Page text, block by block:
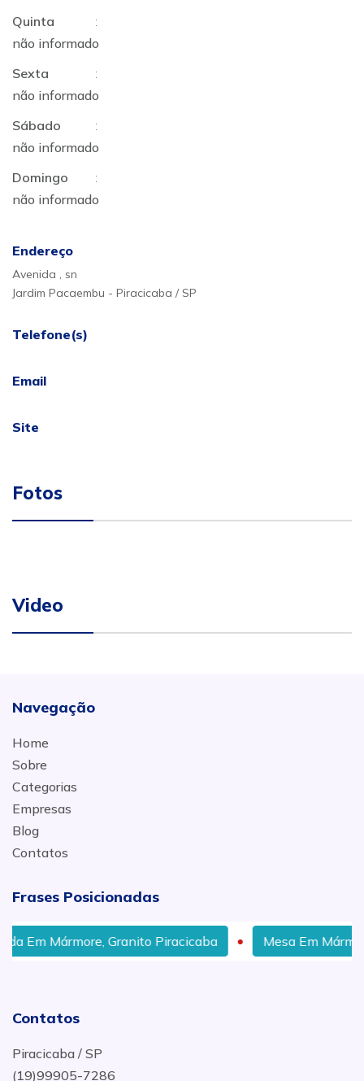
Quinta
:
não informado
Sexta
:
não informado
Sábado
:
não informado
Domingo
:
não informado
Endereço
Avenida , sn
Jardim Pacaembu - Piracicaba / SP
Telefone(s)
Email
Site
Fotos
Video
Navegação
Home
Sobre
Categorias
Empresas
Blog
Contatos
Frases Posicionadas
Em Mármore, Granito Piracicaba Mesa Em
Contatos
Piracicaba / SP
(19)99905-7286